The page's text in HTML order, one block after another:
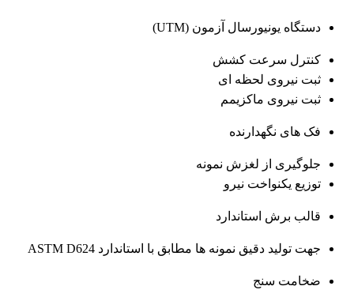
دستگاه یونیورسال آزمون (UTM)
کنترل سرعت کشش
ثبت نیروی لحظه ای
ثبت نیروی ماکزیمم
فک های نگهدارنده
جلوگیری از لغزش نمونه
توزیع یکنواخت نیرو
قالب برش استاندارد
جهت تولید دقیق نمونه ها مطابق با استاندارد ASTM D624
ضخامت سنج